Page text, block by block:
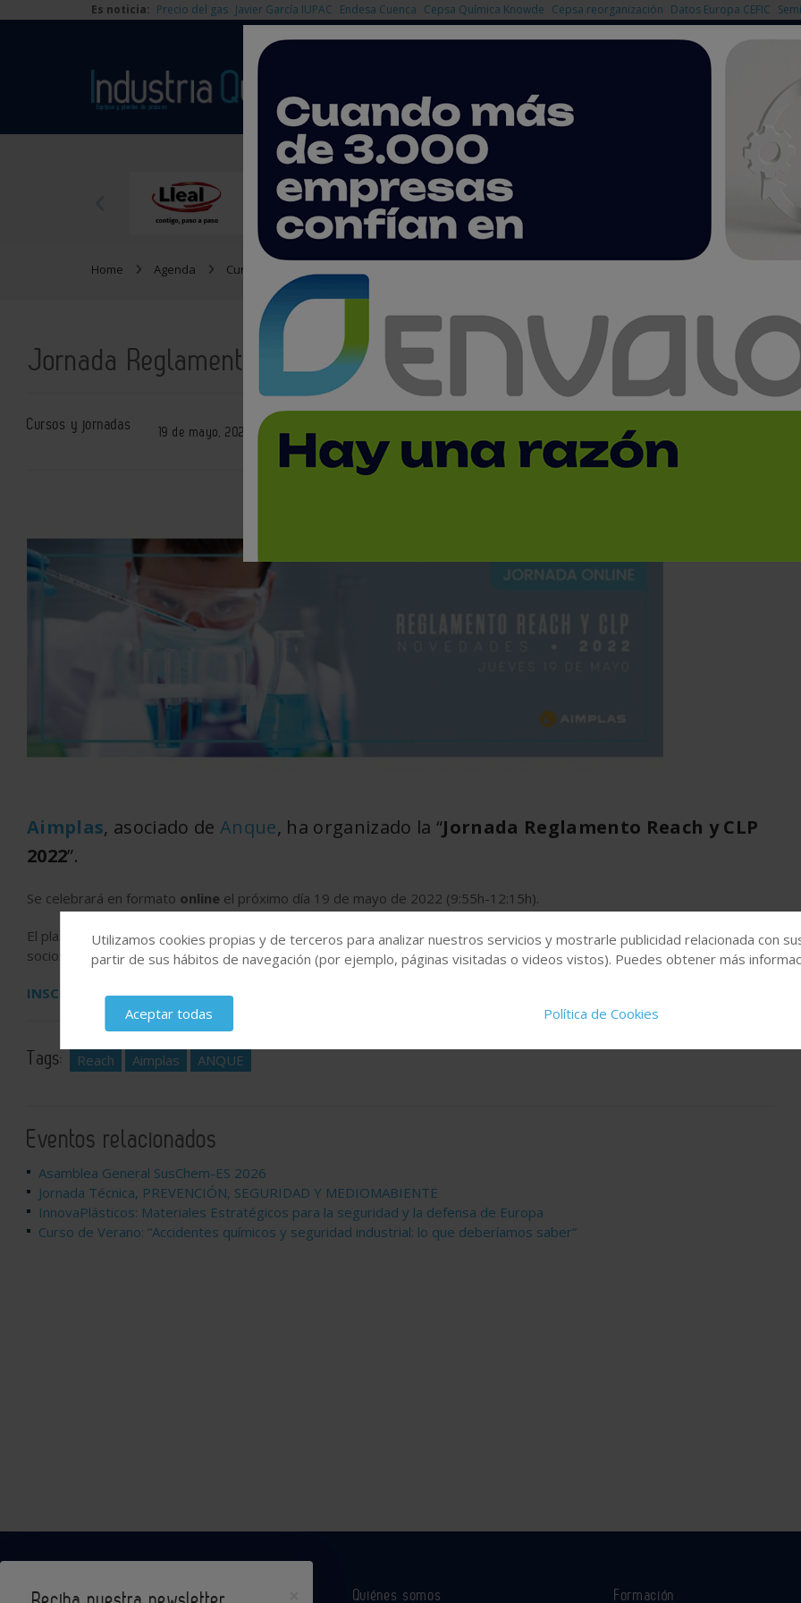
Es noticia: Precio del gas Javier García IUPAC Endesa Cuenca Cepsa Química Knowde Cepsa reorganización Datos Europa CEFIC
Home Agenda Cursos y jornadas
Jornada Reglamento Reach y CLP 2022
Cursos y jornadas 19 de mayo, 2022 / Online | 9:55h-12:15h
Aimplas, asociado deAnque, ha organizado la “Jornada Reglamento Reach y CLP
2022”.
Se celebrará en formato online el próximo día 19 de mayo de 2022 (9:55h-12:15h).
El plazo preinscripciónfinaliza el 18 de mayo 2022 o hasta completar aforo. Anque, será colaborador de la Jornada y sus
socios y asociados disfrutarán de la misma tarifa especial que los asociados a Aimplas.
INSCRIPCION
Tags: Reach Aimplas ANQUE
Eventos relacionados
Asamblea General SusChem-ES 2026
Jornada Técnica, PREVENCIÓN, SEGURIDAD Y MEDIOMABIENTE
InnovaPlásticos: Materiales Estratégicos para la seguridad y la defensa de Europa
Curso de Verano: “Accidentes químicos y seguridad industrial: lo que deberíamos saber”
Quiénes somos Formación
Utilizamos cookies propias y de terceros para analizar nuestros servicios y mostrarle publicidad relacionada con
partir de sus hábitos de navegación (por ejemplo, páginas visitadas o videos vistos). Puedes obtener más
Aceptar todas Política de Cookies